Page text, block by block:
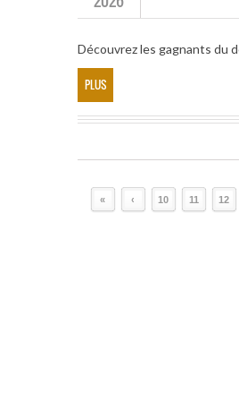
Découvrez les gagnants du
PLUS
« ‹ 10 11 12